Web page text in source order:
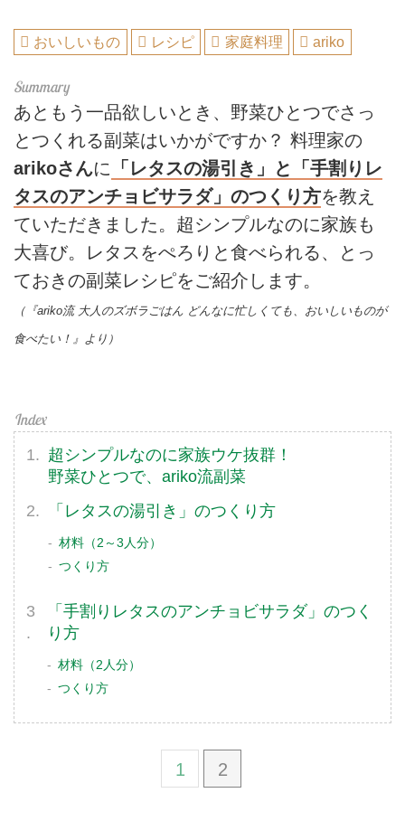
おいしいもの レシピ 家庭料理 ariko
あともう一品欲しいとき、野菜ひとつでさっ
とつくれる副菜はいかがですか？ 料理家の
arikoさんに 「レタスの湯引き」と「手割りレ
タスのアンチョビサラダ」のつくり方を教え
ていただきました。超シンプルなのに家族も
大喜び。レタスをぺろりと食べられる、とっ
ておきの副菜レシピをご紹介します。
（『ariko流 大人のズボラごはん どんなに忙しくても、おいしいものが
食べたい！』より）
超シンプルなのに家族ウケ抜群！
野菜ひとつで、ariko流副菜
「レタスの湯引き」のつくり方
材料（2～3人分）
つくり方
「手割りレタスのアンチョビサラダ」のつく
り方
材料（2人分）
つくり方
1 2